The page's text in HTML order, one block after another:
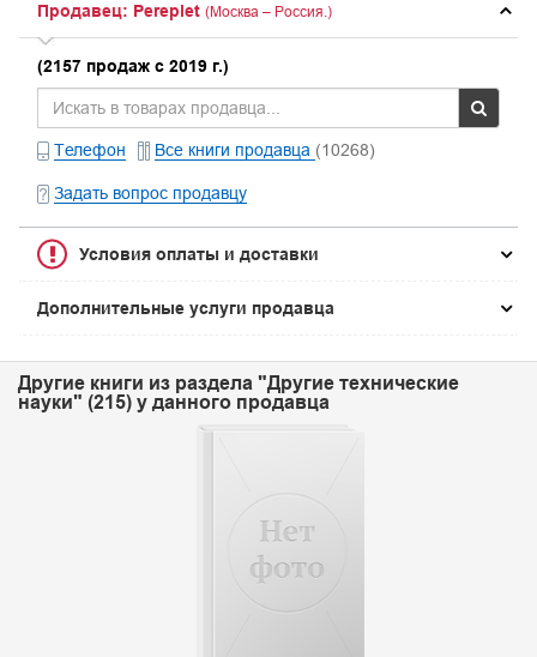
Продавец: Pereplet (Москва – Россия.)
(2157 продаж с 2019 г.)
Телефон Все книги продавца (10268)
Задать вопрос продавцу
Условия оплаты и доставки
Дополнительные услуги продавца
Другие книги из раздела "Другие технические
науки" (215) у данного продавца